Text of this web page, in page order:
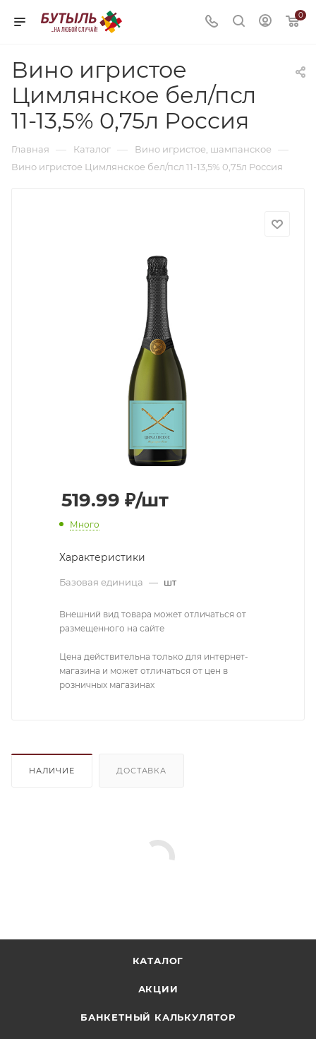
0
Вино игристое
Цимлянское бел/псл
11-13,5% 0,75л Россия
Главная — Каталог — Вино игристое, шампанское —
Вино игристое Цимлянское бел/псл 11-13,5% 0,75л Россия
519.99 ₽/шт
Много
Характеристики
Базовая единица — шт
Внешний вид товара может отличаться от
размещенного на сайте
Цена действительна только для интернет-
магазина и может отличаться от цен в
розничных магазинах
НАЛИЧИЕ ДОСТАВКА
КАТАЛОГ
АКЦИИ
БАНКЕТНЫЙ КАЛЬКУЛЯТОР